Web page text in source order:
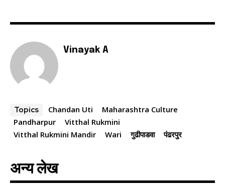
SUBSCRIBE
I've read and accept the
6,300 32,111
Followers
Vinayak A
Topics Chandan Uti
Maharashtra Culture
Pandharpur
Vitthal Rukmini
Vitthal Rukmini Mandir
Wari गुढीपाडवा पंढरपुर
अन्य लेख